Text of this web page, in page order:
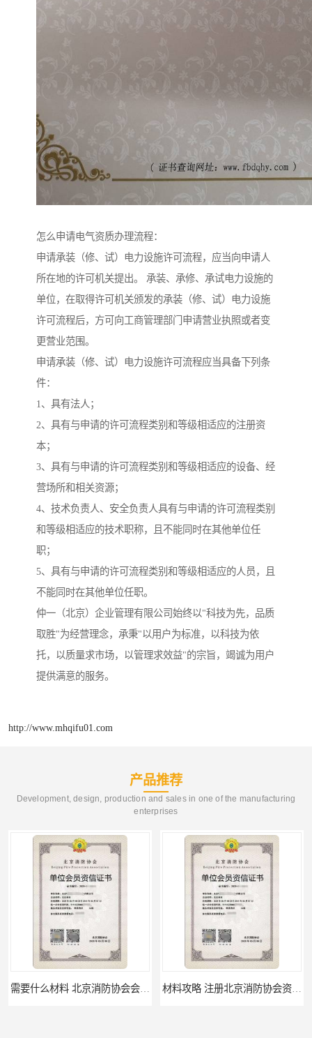
怎么申请电气资质办理流程：
申请承装（修、试）电力设施许可流程，应当向申请人
所在地的许可机关提出。 承装、承修、承试电力设施的
单位，在取得许可机关颁发的承装（修、试）电力设施
许可流程后，方可向工商管理部门申请营业执照或者变
更营业范围。
申请承装（修、试）电力设施许可流程应当具备下列条
件：
1、具有法人；
2、具有与申请的许可流程类别和等级相适应的注册资
本；
3、具有与申请的许可流程类别和等级相适应的设备、经
营场所和相关资源；
4、技术负责人、安全负责人具有与申请的许可流程类别
和等级相适应的技术职称，且不能同时在其他单位任
职；
5、具有与申请的许可流程类别和等级相适应的人员，且
不能同时在其他单位任职。
仲一（北京）企业管理有限公司始终以"科技为先，品质
取胜"为经营理念，承秉"以用户为标准，以科技为依
托，以质量求市场，以管理求效益"的宗旨，竭诚为用户
提供满意的服务。
http://www.mhqifu01.com
产品推荐
Development, design, production and sales in one of the manufacturing
enterprises
需要什么材料 北京消防协会会员证有什么要求 材料攻略 注册北京消防协会资质的资料